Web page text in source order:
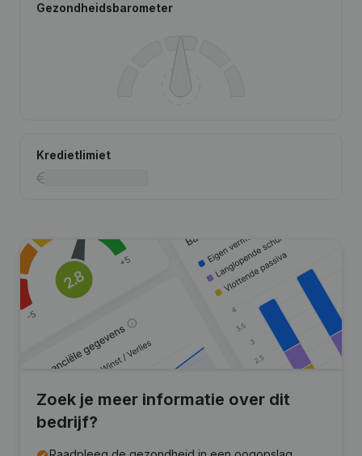
Gezondheidsbarometer
Kredietlimiet
Zoek je meer informatie over dit
bedrijf?